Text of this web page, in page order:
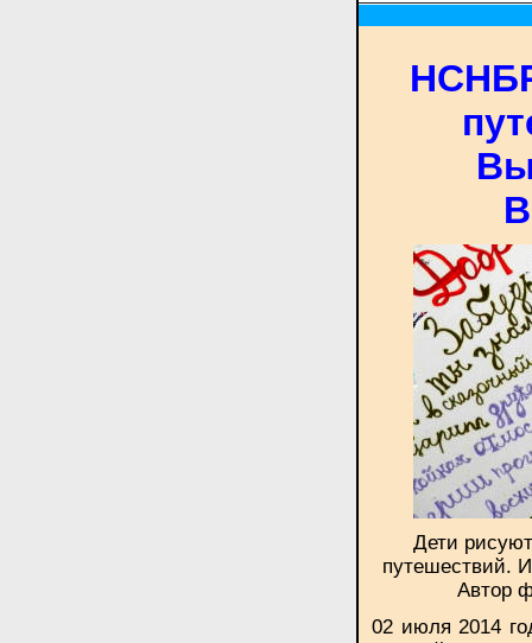
Дети
путешествий.
Автор
02 июля 2014